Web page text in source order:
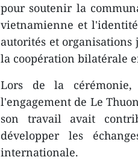
pour soutenir la
vietnamienne et
autorités et organisations
la coopération bilatérale
Lors de la
l'engagement de Le
son travail avait
développer les
internationale.